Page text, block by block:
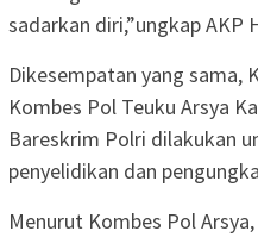
sadarkan diri,”ungkap AKP
Dikesempatan yang sama,
Kombes Pol Teuku Arsya
Bareskrim Polri dilakukan
penyelidikan dan
Menurut Kombes Pol